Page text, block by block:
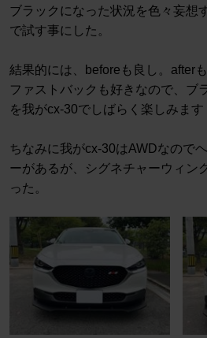
ブラックになった状況を色々妄想
で試す事にした。
結果的には、beforeも良し。after
ファストバックも好きなので、ブ
を我がcx-30でしばらく楽しみます
ちなみに我がcx-30はAWDなので
ーがあるが、シグネチャーウィン
った。